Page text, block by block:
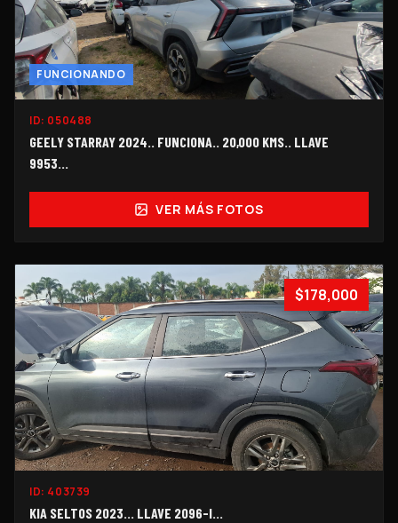
FUNCIONANDO
ID: 050488
GEELY STARRAY 2024.. FUNCIONA.. 20,000 KMS.. LLAVE
9953...
VER MÁS FOTOS
$178,000
ID: 403739
KIA SELTOS 2023... LLAVE 2096-I...